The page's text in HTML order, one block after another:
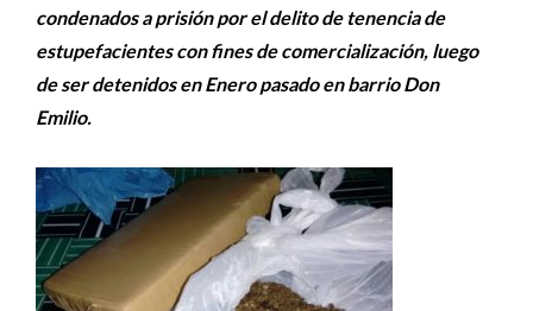
condenados a prisión por el delito de tenencia de
estupefacientes con fines de comercialización, luego
de ser detenidos en Enero pasado en barrio Don
Emilio.